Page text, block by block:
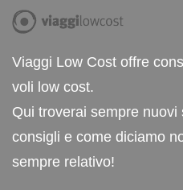
Viaggi Low Cost offre
voli low cost.
Qui troverai sempre nuovi
consigli e come diciamo
sempre relativo!